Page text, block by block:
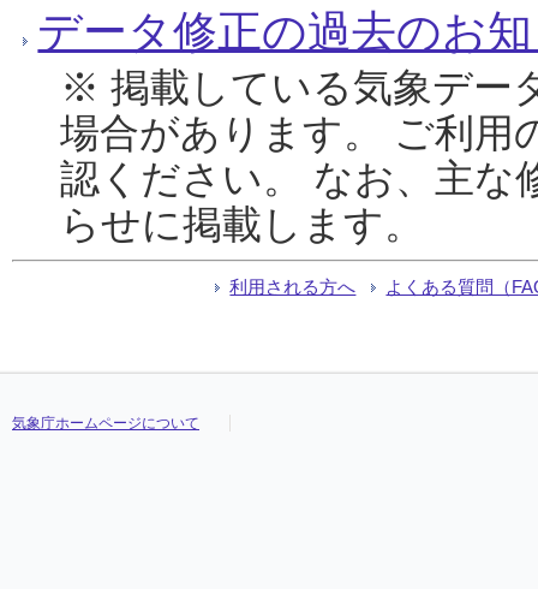
データ修正の過去のお
※ 掲載している気象デー
場合があります。 ご利用
認ください。 なお、主な
らせに掲載します。
利用される方へ よくある質問（
気象庁ホームページについて